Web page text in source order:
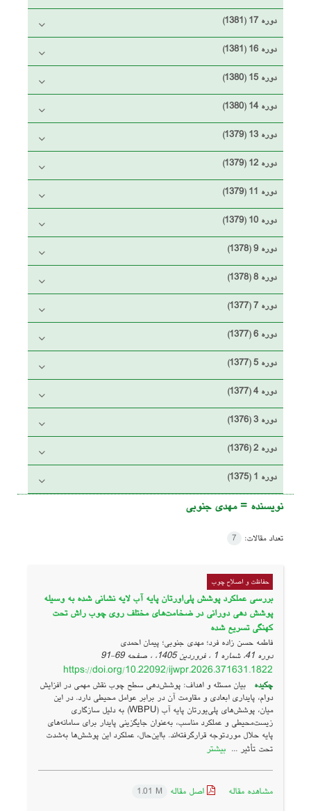
دوره 17 (1381)
دوره 16 (1381)
دوره 15 (1380)
دوره 14 (1380)
دوره 13 (1379)
دوره 12 (1379)
دوره 11 (1379)
دوره 10 (1379)
دوره 9 (1378)
دوره 8 (1378)
دوره 7 (1377)
دوره 6 (1377)
دوره 5 (1377)
دوره 4 (1377)
دوره 3 (1376)
دوره 2 (1376)
دوره 1 (1375)
نویسنده =مهدی جنوبی
تعداد مقالات: 7
حفاظت و اصلاح چوب
بررسی عملکرد پوشش پلی‌اورتان پایه آب لایه نشانی شده به وسیله
پوشش دهی دورانی در ضخامت‌های مختلف روی چوب راش تحت
کهنگی تسریع شده
فاطمه حسن زاده فرد؛ مهدی جنوبی؛ پیمان احمدی
دوره 41، شماره 1 ، فروردین 1405، ، صفحه
69-91
https://doi.org/10.22092/ijwpr.2026.371631.1822
چکیده
بیان مسئله و اهداف: پوشش‌دهی سطح چوب نقش مهمی در افزایش
دوام، پایداری ابعادی و مقاومت آن در برابر عوامل محیطی دارد. در این
میان، پوشش‌های پلی‌یورتان پایه آب (WBPU) به دلیل سازگاری
زیست‌محیطی و عملکرد مناسب، به‌عنوان جایگزینی پایدار برای سامانه‌های
پایه حلال موردتوجه قرارگرفته‌اند. بااین‌حال، عملکرد این پوشش‌ها به‌شدت
تحت تأثیر ... بیشتر
مشاهده مقاله اصل مقاله 1.01 M